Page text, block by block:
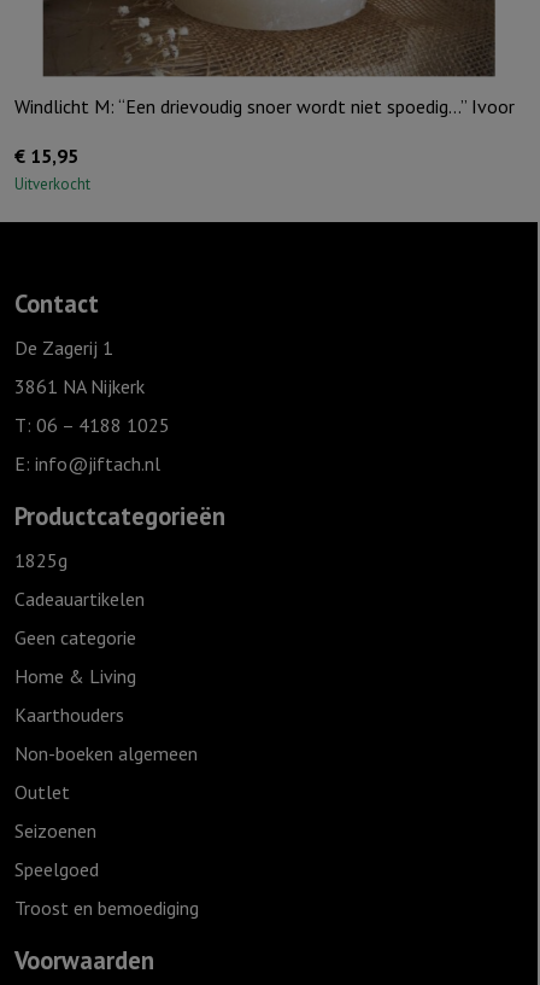
Windlicht M: “Een drievoudig snoer wordt niet spoedig…” Ivoor
€ 15,95
Uitverkocht
Contact
De Zagerij 1
3861 NA Nijkerk
T: 06 – 4188 1025
E: info@jiftach.nl
Productcategorieën
1825g
Cadeauartikelen
Geen categorie
Home & Living
Kaarthouders
Non-boeken algemeen
Outlet
Seizoenen
Speelgoed
Troost en bemoediging
Voorwaarden